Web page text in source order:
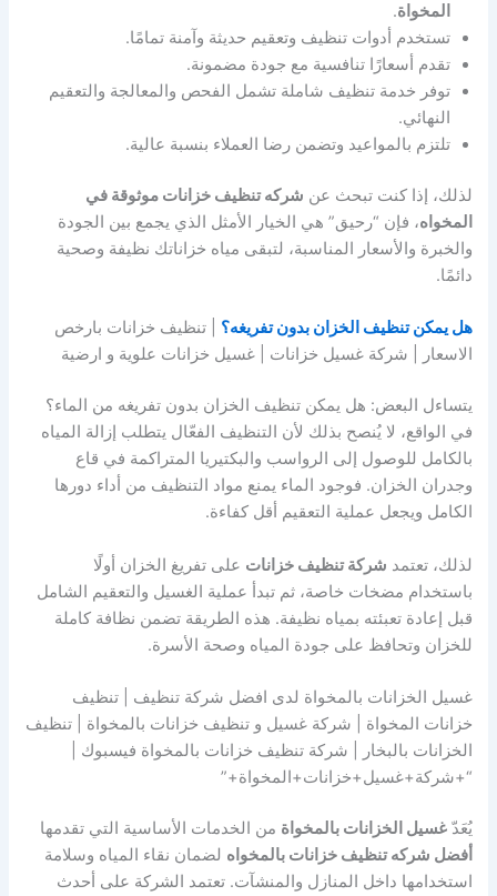
المخواة.
تستخدم أدوات تنظيف وتعقيم حديثة وآمنة تمامًا.
تقدم أسعارًا تنافسية مع جودة مضمونة.
توفر خدمة تنظيف شاملة تشمل الفحص والمعالجة والتعقيم
النهائي.
تلتزم بالمواعيد وتضمن رضا العملاء بنسبة عالية.
لذلك، إذا كنت تبحث عن شركه تنظيف خزانات موثوقة في
المخواه، فإن “رحيق” هي الخيار الأمثل الذي يجمع بين الجودة
والخبرة والأسعار المناسبة، لتبقى مياه خزاناتك نظيفة وصحية
دائمًا.
هل يمكن تنظيف الخزان بدون تفريغه؟ | تنظيف خزانات بارخص
الاسعار | شركة غسيل خزانات | غسيل خزانات علوية و ارضية
يتساءل البعض: هل يمكن تنظيف الخزان بدون تفريغه من الماء؟
في الواقع، لا يُنصح بذلك لأن التنظيف الفعّال يتطلب إزالة المياه
بالكامل للوصول إلى الرواسب والبكتيريا المتراكمة في قاع
وجدران الخزان. فوجود الماء يمنع مواد التنظيف من أداء دورها
الكامل ويجعل عملية التعقيم أقل كفاءة.
لذلك، تعتمد شركة تنظيف خزانات على تفريغ الخزان أولًا
باستخدام مضخات خاصة، ثم تبدأ عملية الغسيل والتعقيم الشامل
قبل إعادة تعبئته بمياه نظيفة. هذه الطريقة تضمن نظافة كاملة
للخزان وتحافظ على جودة المياه وصحة الأسرة.
غسيل الخزانات بالمخواة لدى افضل شركة تنظيف | تنظيف
خزانات المخواة | شركة غسيل و تنظيف خزانات بالمخواة | تنظيف
الخزانات بالبخار | شركة تنظيف خزانات بالمخواة فيسبوك |
“+شركة+غسيل+خزانات+المخواة+”
يُعَدّغسيل الخزانات بالمخواة من الخدمات الأساسية التي تقدمها
أفضل شركه تنظيف خزانات بالمخواه لضمان نقاء المياه وسلامة
استخدامها داخل المنازل والمنشآت. تعتمد الشركة على أحدث